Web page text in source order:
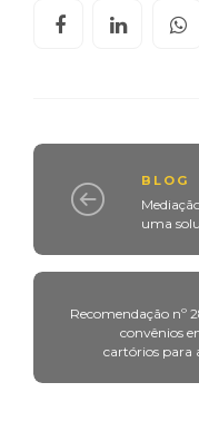
BLOG
uma
Recomendação nº
convênios
cartórios para